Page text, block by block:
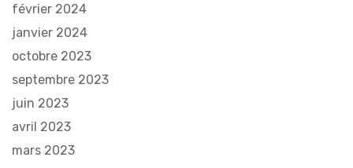
février 2024
janvier 2024
octobre 2023
septembre 2023
juin 2023
avril 2023
mars 2023